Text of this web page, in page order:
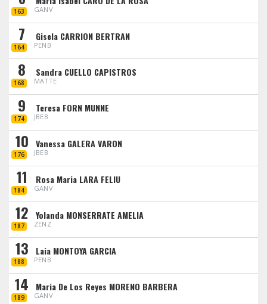
163 GANV
7
164
Gisela CARRION BERTRAN
PENB
8
168
Sandra CUELLO CAPISTROS
MATTE
9
174
Teresa FORN MUNNE
JBEB
10
176
Vanessa GALERA VARON
JBEB
11
184
Rosa Maria LARA FELIU
GANV
12
187
Yolanda MONSERRATE AMELIA
ZENZ
13
188
Laia MONTOYA GARCIA
PENB
14
189
Maria De Los Reyes MORENO BARBERA
GANV